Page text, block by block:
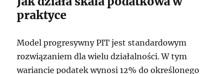
praktyce
Model progresywny PIT jest standardowym
rozwiązaniem dla wielu działalności. W tym
wariancie podatek wynosi 12% do określonego